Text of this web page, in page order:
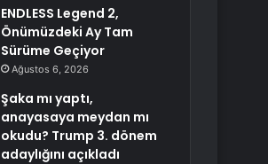
ENDLESS Legend 2,
Önümüzdeki Ay Tam
Sürüme Geçiyor
Ağustos 6, 2026
Şaka mı yaptı,
anayasaya meydan mı
okudu? Trump 3. dönem
adaylığını açıkladı